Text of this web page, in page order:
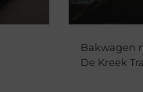
Bakwagen
De Kreek